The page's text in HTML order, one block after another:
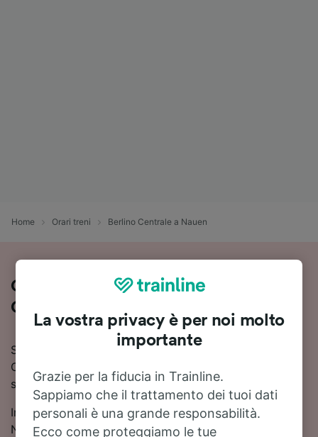
Home Orari treni Berlino Centrale a Nauen
Come viaggiare in treno da Berlino
Centrale a Nauen
Stai pianificando un viaggio in treno da Berlino
Centrale a Nauen? Consulta orari aggiornati, prezzi e
soluzioni di viaggio in un unico posto.
In media, per viaggiare in treno da Berlino Centrale a
Nauen ci metti circa 41 minuti. La tratta Berlino
La vostra privacy è per noi molto
importante
Grazie per la fiducia in Trainline.
Sappiamo che il trattamento dei tuoi dati
personali è una grande responsabilità.
Ecco come proteggiamo le tue